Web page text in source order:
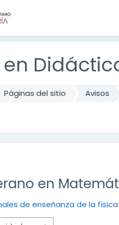
Páginas del sitio Avisos
en
de enseñanza de la física